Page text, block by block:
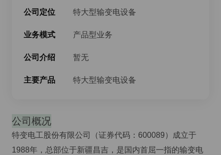
公司定位 特大型输变电设备
业务模式 产品型业务
公司介绍 暂无
主要产品 特大型输变电设备
公司概况
特变电工股份有限公司（证券代码：600089）成立于
1988年，总部位于新疆昌吉，是国内首屈一指的输变电